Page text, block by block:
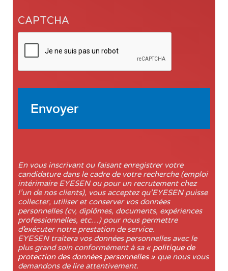
CAPTCHA
En vous inscrivant ou faisant enregistrer votre
candidature dans le cadre de votre recherche (emploi
intérimaire EYESEN ou pour un recrutement chez
l’un de nos clients), vous acceptez qu’EYESEN puisse
collecter, utiliser et conserver vos données
personnelles (cv, diplômes, documents, expériences
professionnelles, etc…) pour nous permettre
d’exécuter notre prestation de service.
EYESEN traitera vos données personnelles avec le
plus grand soin conformément à sa « politique de
protection des données personnelles » que nous vous
demandons de lire attentivement.